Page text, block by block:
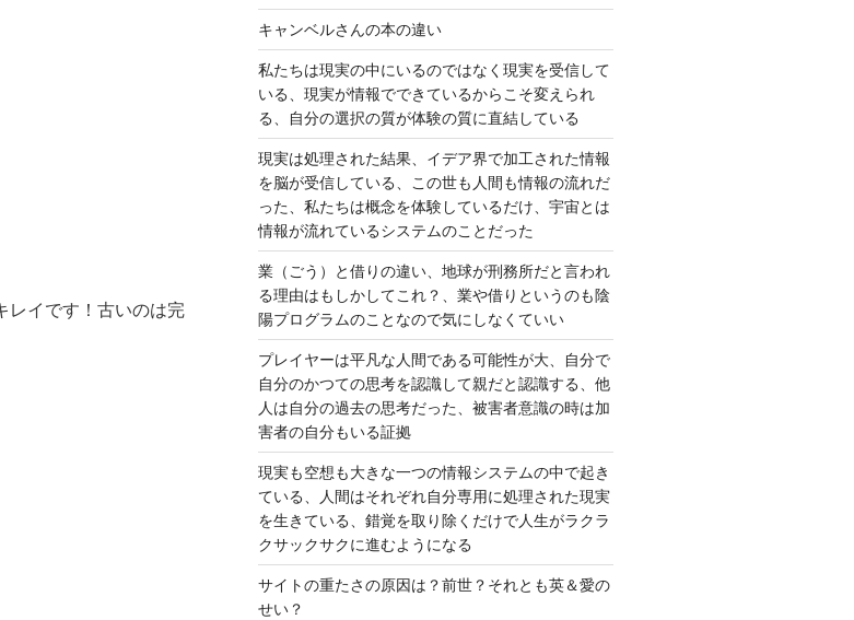
レイです！古いのは完
キャンベルさんの本の違い
私たちは現実の中にいるのではなく現実を受信して
いる、現実が情報でできているからこそ変えられ
る、自分の選択の質が体験の質に直結している
現実は処理された結果、イデア界で加工された情報
を脳が受信している、この世も人間も情報の流れだ
った、私たちは概念を体験しているだけ、宇宙とは
情報が流れているシステムのことだった
業（ごう）と借りの違い、地球が刑務所だと言われ
る理由はもしかしてこれ？、業や借りというのも陰
陽プログラムのことなので気にしなくていい
プレイヤーは平凡な人間である可能性が大、自分で
自分のかつての思考を認識して親だと認識する、他
人は自分の過去の思考だった、被害者意識の時は加
害者の自分もいる証拠
現実も空想も大きな一つの情報システムの中で起き
ている、人間はそれぞれ自分専用に処理された現実
を生きている、錯覚を取り除くだけで人生がラクラ
クサックサクに進むようになる
サイトの重たさの原因は？前世？それとも英＆愛の
せい？